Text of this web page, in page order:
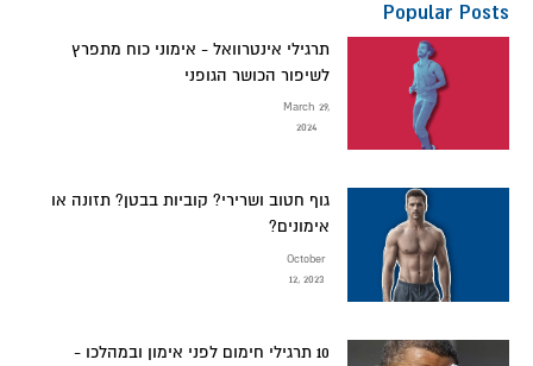
Popular Posts
תרגילי אינטרוואל - אימוני כוח מתפרץ
לשיפור הכושר הגופני
March 29,
2024
גוף חטוב ושרירי? קוביות בבטן? תזונה או
אימונים?
October
12, 2023
10 תרגילי חימום לפני אימון ובמהלכו -